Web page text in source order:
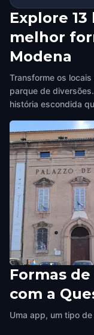
Explore
melhor
Modena
Transforme os
parque de
história escondida
Galleria Estense
Modena ,Italy
Formas
com a
Uma app, um tipo